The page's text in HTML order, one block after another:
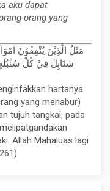
aku dapat
orang yang
مَثَلُ الَّذِيْنَ يُنْفِقُوْنَ
سَنَابِلَ فِيْ كُلِّ
hartanya
yang menabur)
tujuh tangkai, pada
Allah Mahaluas lagi